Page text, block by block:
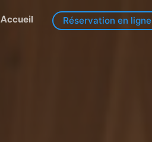
Accueil Réservation en ligne